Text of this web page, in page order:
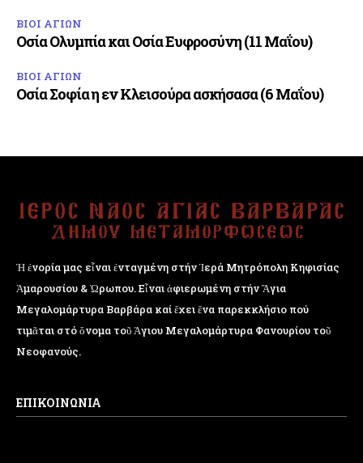
ΒΙΟΙ ΑΓΙΩΝ
Οσία Ολυμπία και Οσία Ευφροσύνη (11 Μαΐου)
ΒΙΟΙ ΑΓΙΩΝ
Οσία Σοφία η εν Κλεισούρα ασκήσασα (6 Μαΐου)
Ἡ ἐνορία μας εἶναι ἐνταγμένη στήν Ἱερά Μητρόπολη Κηφισίας
Ἁμαρουσίου & Ὠρωπου. Εἶναι ἀφιερωμένη στήν Ἅγια
Μεγαλομάρτυρα Βαρβάρα καί ἔχει ἕνα παρεκκλήσιο πού
τιμᾶται στό ὄνομα τοῦ Ἁγιου Μεγαλομάρτυρα Φανουρίου τοῦ
Νεοφανούς.
ΕΠΙΚΟΙΝΩΝΙΑ